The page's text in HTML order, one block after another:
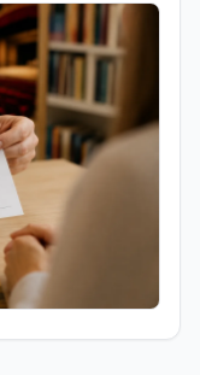
ha
suo interesse
testi e la
che oggi
e nella
Il suo percorso
dinamiche
e sul
con
Da
campo della
dell’editoria